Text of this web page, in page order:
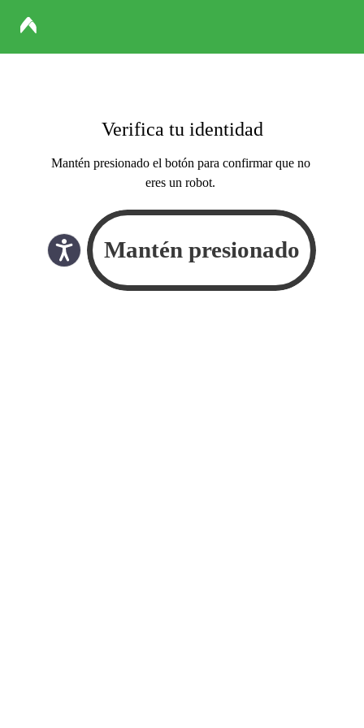
Verifica tu identidad
Mantén presionado el botón para confirmar que no
eres un robot.